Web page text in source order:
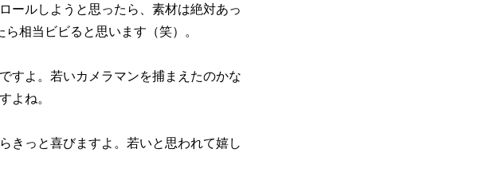
ールしようと思ったら、素材は絶対あっ
相当ビビると思います（笑）。
すよ。若いカメラマンを捕まえたのかな
よね。
きっと喜びますよ。若いと思われて嬉し